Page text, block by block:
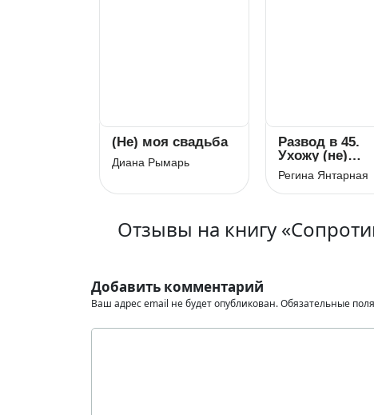
(Не) моя свадьба
Диана Рымарь
Развод в 45.
Ухожу (не)
красиво
Регина Янтарная
Отзывы на книгу
Добавить комментарий
Ваш адрес email не будет опубликован.Обязательные